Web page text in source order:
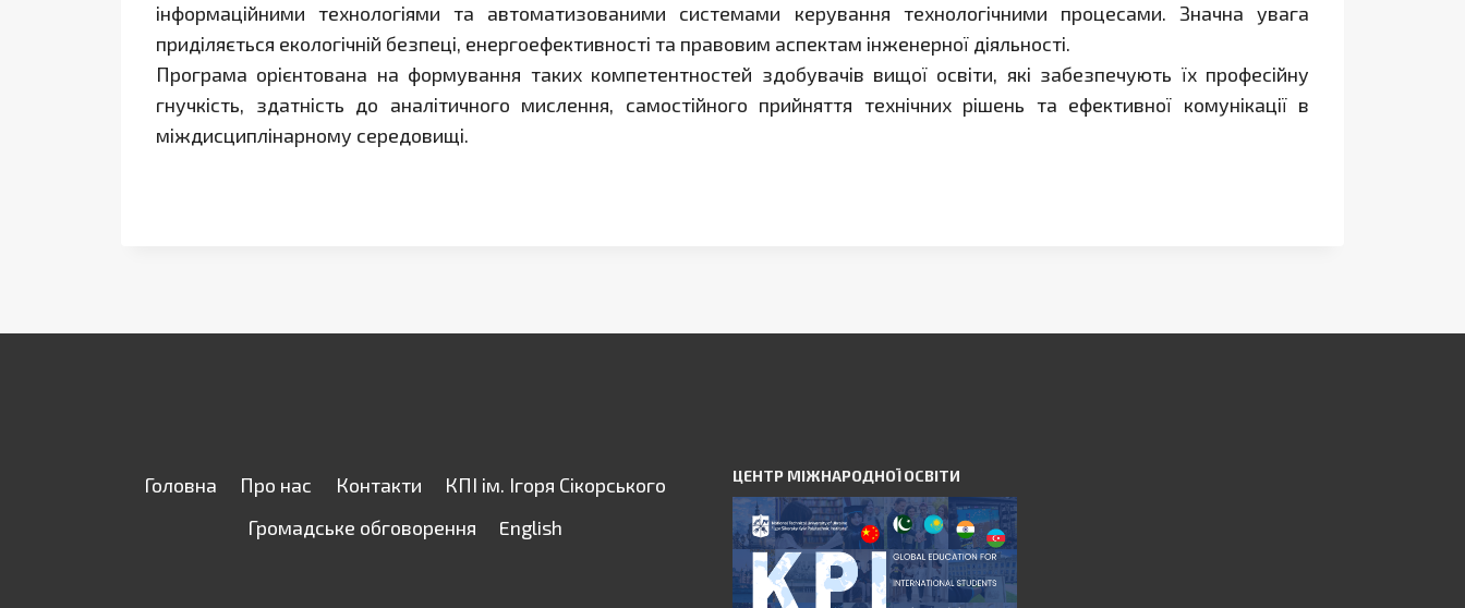
інформаційними технологіями та автоматизованими системами керування технологічними процесами. Значна увага
приділяється екологічній безпеці, енергоефективності та правовим аспектам інженерної діяльності.
Програма орієнтована на формування таких компетентностей здобувачів вищої освіти, які забезпечують їх професійну
гнучкість, здатність до аналітичного мислення, самостійного прийняття технічних рішень та ефективної комунікації в
міждисциплінарному середовищі.
Головна Про нас Контакти
КПІ ім. Ігоря Сікорського
Громадське обговорення
English
ЦЕНТР МІЖНАРОДНОЇ ОСВІТИ